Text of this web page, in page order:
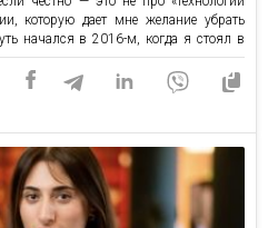
которую дает мне желание убрать
начался в 2016-м, когда я стоял в
бонусную карту и вынужден был…